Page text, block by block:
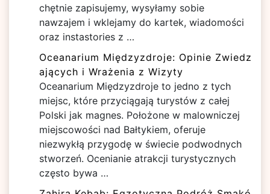
chętnie zapisujemy, wysyłamy sobie
nawzajem i wklejamy do kartek, wiadomości
oraz instastories z …
Oceanarium Międzyzdroje: Opinie Zwiedz
ających i Wrażenia z Wizyty
Oceanarium Międzyzdroje to jedno z tych
miejsc, które przyciągają turystów z całej
Polski jak magnes. Położone w malowniczej
miejscowości nad Bałtykiem, oferuje
niezwykłą przygodę w świecie podwodnych
stworzeń. Ocenianie atrakcji turystycznych
często bywa …